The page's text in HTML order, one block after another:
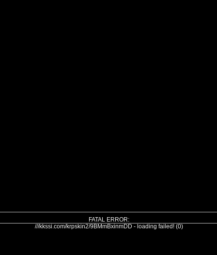
FATAL ERROR:
///kkssi.com/krpskin2/9BMmBxinmDD - loading failed! (0)